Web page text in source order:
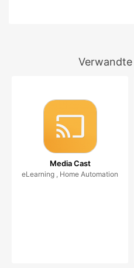
Media Cast
eLearning , Home Automation